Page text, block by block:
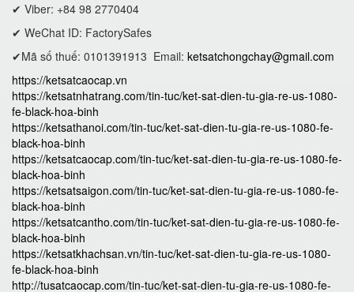
✔ Viber: +84 98 2770404
✔ WeChat ID: FactorySafes
✔Mã số thuế: 0101391913 Email: ketsatchongchay@gmail.com
https://ketsatcaocap.vn
https://ketsatnhatrang.com/tin-tuc/ket-sat-dien-tu-gia-re-us-1080-
fe-black-hoa-binh
https://ketsathanoi.com/tin-tuc/ket-sat-dien-tu-gia-re-us-1080-fe-
black-hoa-binh
https://ketsatcaocap.com/tin-tuc/ket-sat-dien-tu-gia-re-us-1080-fe-
black-hoa-binh
https://ketsatsaigon.com/tin-tuc/ket-sat-dien-tu-gia-re-us-1080-fe-
black-hoa-binh
https://ketsatcantho.com/tin-tuc/ket-sat-dien-tu-gia-re-us-1080-fe-
black-hoa-binh
https://ketsatkhachsan.vn/tin-tuc/ket-sat-dien-tu-gia-re-us-1080-
fe-black-hoa-binh
http://tusatcaocap.com/tin-tuc/ket-sat-dien-tu-gia-re-us-1080-fe-